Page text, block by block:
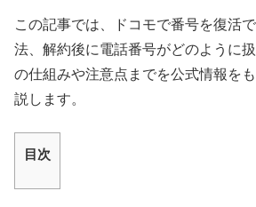
この記事では、ドコモで番号を復活
法、解約後に電話番号がどのように
の仕組みや注意点までを公式情報を
説します。
目次